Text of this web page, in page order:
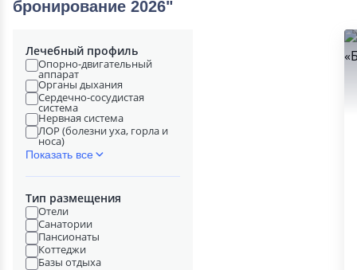
бронирование 2026"
Лечебный профиль
Опорно-двигательный
аппарат
Органы дыхания
Сердечно-сосудистая
система
Нервная система
ЛОР (болезни уха, горла и
носа)
Показать все
Тип размещения
Отели
Санатории
Пансионаты
Коттеджи
Базы отдыха